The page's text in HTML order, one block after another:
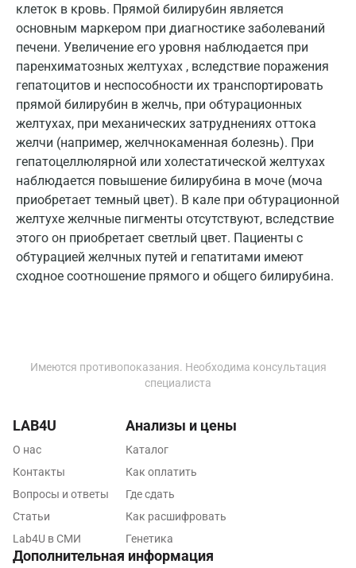
клеток в кровь. Прямой билирубин является
основным маркером при диагностике заболеваний
печени. Увеличение его уровня наблюдается при
паренхиматозных желтухах , вследствие поражения
гепатоцитов и неспособности их транспортировать
прямой билирубин в желчь, при обтурационных
желтухах, при механических затруднениях оттока
желчи (например, желчнокаменная болезнь). При
гепатоцеллюлярной или холестатической желтухах
наблюдается повышение билирубина в моче (моча
приобретает темный цвет). В кале при обтурационной
желтухе желчные пигменты отсутствуют, вследствие
этого он приобретает светлый цвет. Пациенты с
обтурацией желчных путей и гепатитами имеют
сходное соотношение прямого и общего билирубина.
Кострома
Котельники
Красногорск
Краснодар
Красноярск
Курск
Лабинск
Липецк
Лобня
Мытищи
Набережные Челны
Нижневартовск
Нижнекамск
Имеются противопоказания. Необходима консультация
специалиста
LAB4U
О нас
Контакты
Вопросы и ответы
Статьи
Lab4U в СМИ
Анализы и цены
Каталог
Как оплатить
Где сдать
Как расшифровать
Генетика
Дополнительная информация